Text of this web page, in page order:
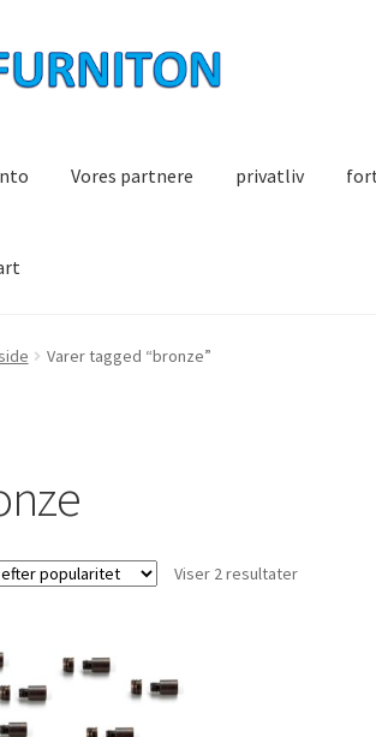
Vores partnere privatliv
Varer tagged “bronze”
Viser 2 resultaterSorteret